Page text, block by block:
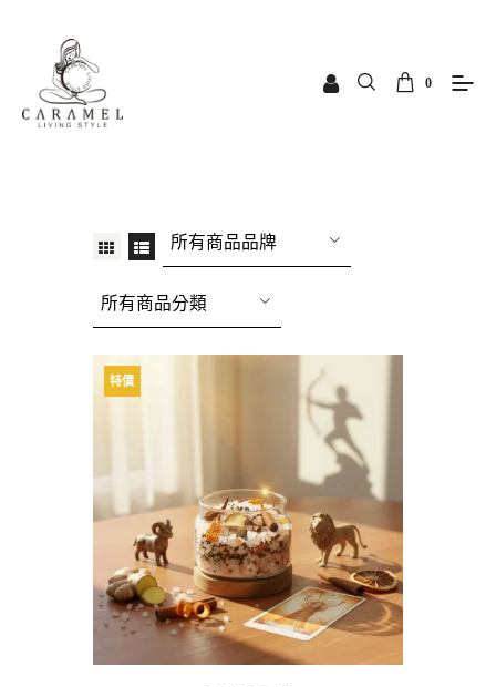
0
所有商品品牌
所有商品分類
特價